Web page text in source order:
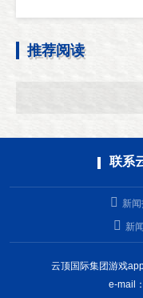
推荐阅读
联系
新
新
云顶国际集团游戏
e-mail：